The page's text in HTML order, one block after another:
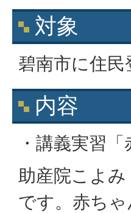
対象
碧南市に住
内容
・講義実習
助産院こよ
です。赤ち